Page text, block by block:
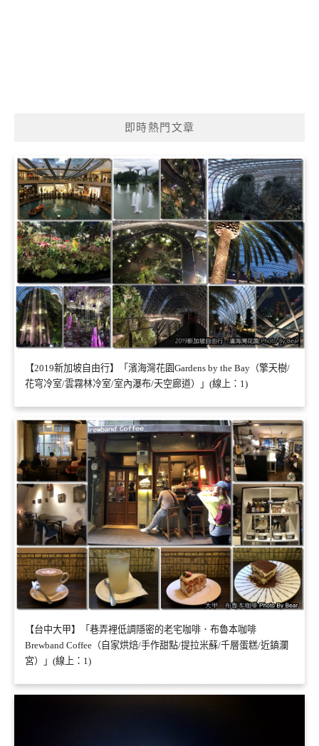
即時熱門文章
【2019新加坡自由行】「濱海灣花園Gardens by the Bay（擎天樹/
花穹冷室/雲霧林冷室/室內瀑布/天空廊道）」(線上：1)
【台中大甲】「巷弄裡低調隱密的老宅咖啡．布魯本咖啡
Brewband Coffee（自家烘焙/手作甜點/提拉米蘇/千層蛋糕/近鎮瀾
宮）」(線上：1)